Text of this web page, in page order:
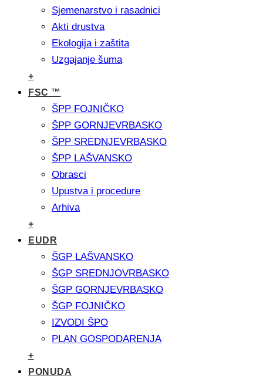
Sjemenarstvo i rasadnici
Akti drustva
Ekologija i zaštita
Uzgajanje šuma
+
FSC ™
ŠPP FOJNIČKO
ŠPP GORNJEVRBASKO
ŠPP SREDNJEVRBASKO
ŠPP LAŠVANSKO
Obrasci
Upustva i procedure
Arhiva
+
EUDR
ŠGP LAŠVANSKO
ŠGP SREDNJOVRBASKO
ŠGP GORNJEVRBASKO
ŠGP FOJNIČKO
IZVODI ŠPO
PLAN GOSPODARENJA
+
PONUDA